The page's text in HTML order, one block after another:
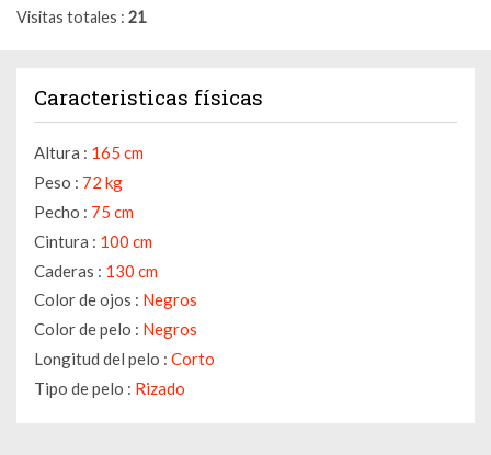
Visitas totales 21
Caracteristicas físicas
Altura : 165 cm
Peso : 72 kg
Pecho : 75 cm
Cintura : 100 cm
Caderas : 130 cm
Color de ojos : Negros
Color de pelo : Negros
Longitud del pelo : Corto
Tipo de pelo : Rizado